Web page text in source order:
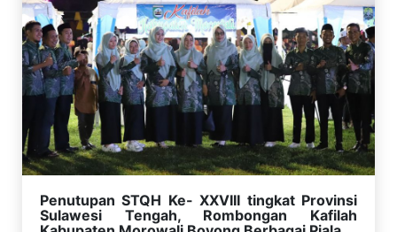
Penutupan STQH Ke- XXVIII tingkat Provinsi
Sulawesi Tengah, Rombongan Kafilah